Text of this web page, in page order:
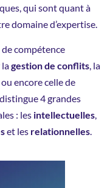
qui sont quant à
domaine d’expertise.
compétence
gestion de conflits, la
ou encore celle de
4 grandes
: les intellectuelles,
et les relationnelles.